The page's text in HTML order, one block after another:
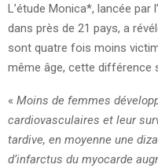
L’étude Monica*, lancée par
dans près de 21 pays, a
sont quatre fois moins
même âge, cette différence
« Moins de femmes
cardiovasculaires et leur
tardive, en moyenne une
d’infarctus du myocarde